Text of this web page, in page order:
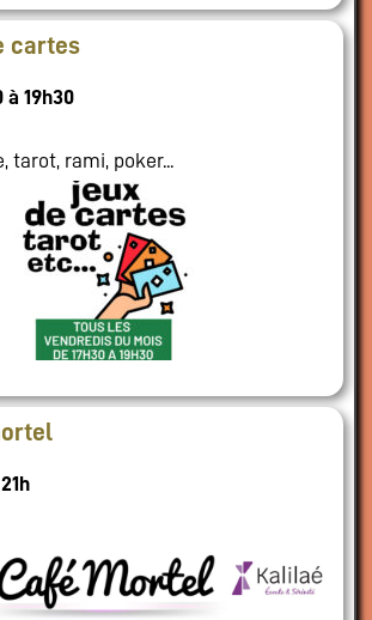
cartes
à 19h30
tarot, rami, poker...